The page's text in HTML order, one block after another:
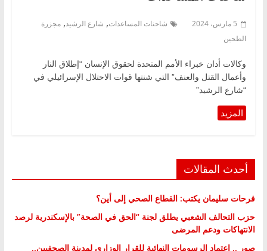
5 مارس، 2024 شاحنات المساعدات, شارع الرشيد, مجزرة
الطحين
وكالات أدان خبراء الأمم المتحدة لحقوق الإنسان “إطلاق النار
وأعمال القتل والعنف” التي شنتها قوات الاحتلال الإسرائيلي في
“شارع الرشيد”
أحدث المقالات
فرحات سليمان يكتب: القطاع الصحي إلى أين؟
حزب التحالف الشعبي يطلق لجنة “الحق في الصحة” بالإسكندرية لرصد
الانتهاكات ودعم المرضى
صور .. اعتماد الرسومات النهائية للقرار الوزاري لمدينة الصحفيين..